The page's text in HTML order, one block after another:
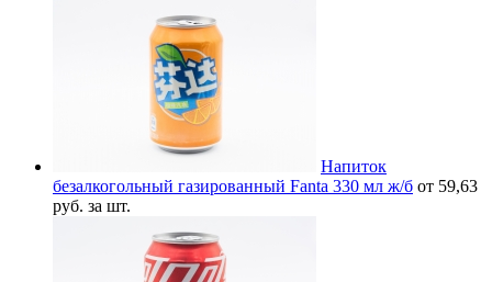
Напиток
безалкогольный газированный Fanta 330 мл ж/б от 59,63
руб. за шт.